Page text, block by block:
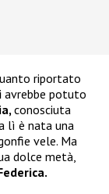
riportato
avrebbe potuto
conosciuta
lì è nata una
vele. Ma
dolce metà,